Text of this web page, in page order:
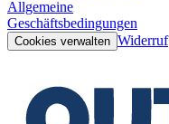
Allgemeine
Geschäftsbedingungen
Cookies verwalten Widerruf